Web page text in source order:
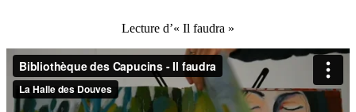
Lecture d’« Il faudra »